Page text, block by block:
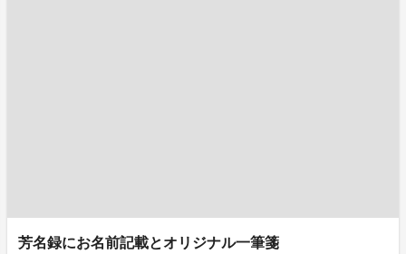
芳名録にお名前記載とオリジナル一筆箋